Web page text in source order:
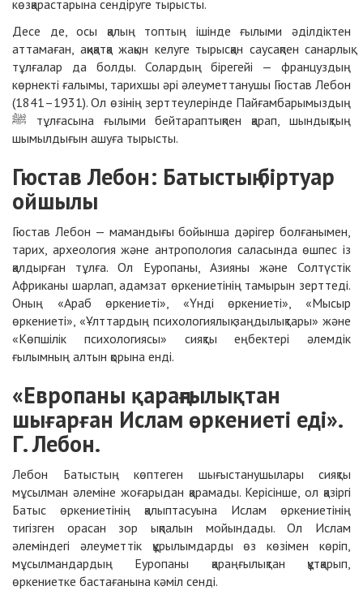
көзқарастарына сендіруге тырысты.
Десе де, осы қалың топтың ішінде ғылыми әділдіктен
аттамаған, ақиқатқа жақын келуге тырысқан саусақпен санарлық
тұлғалар да болды. Солардың бірегейі — француздың
көрнекті ғалымы, тарихшы әрі әлеуметтанушы Гюстав Лебон
(1841–1931). Ол өзінің зерттеулерінде Пайғамбарымыздың
ﷺ тұлғасына ғылыми бейтараптықпен қарап, шындықтың
шымылдығын ашуға тырысты.
Гюстав Лебон: Батыстың біртуар
ойшылы
Гюстав Лебон — мамандығы бойынша дәрігер болғанымен,
тарих, археология және антропология саласында өшпес із
қалдырған тұлға. Ол Еуропаны, Азияны және Солтүстік
Африканы шарлап, адамзат өркениетінің тамырын зерттеді.
Оның «Араб өркениеті», «Үнді өркениеті», «Мысыр
өркениеті», «Ұлттардың психологиялық заңдылықтары» және
«Көпшілік психологиясы» сияқты еңбектері әлемдік
ғылымның алтын қорына енді.
«Европаны қараңғылықтан
шығарған Ислам өркениеті еді».
Г. Лебон.
Лебон Батыстың көптеген шығыстанушылары сияқты
мұсылман әлеміне жоғарыдан қарамады. Керісінше, ол қазіргі
Батыс өркениетінің қалыптасуына Ислам өркениетінің
тигізген орасан зор ықпалын мойындады. Ол Ислам
әлеміндегі әлеуметтік құрылымдарды өз көзімен көріп,
мұсылмандардың Еуропаны қараңғылықтан құтқарып,
өркениетке бастағанына кәміл сенді.